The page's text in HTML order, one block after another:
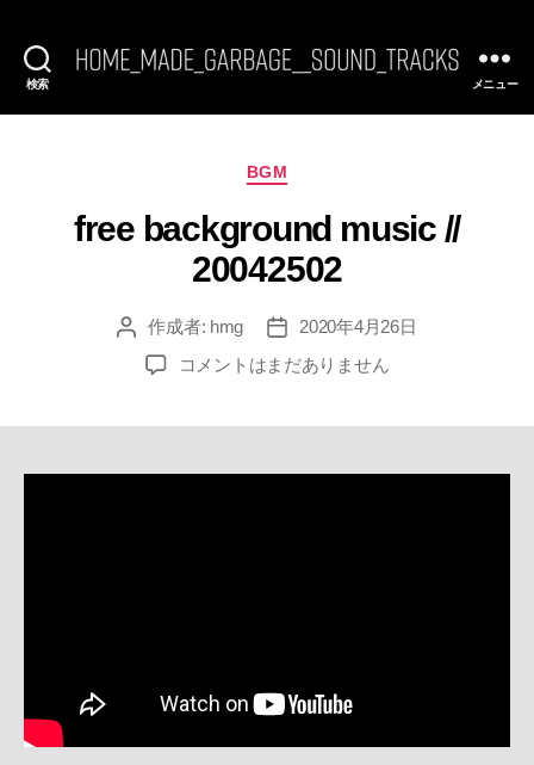
検索
BGM]
SoundTracks
メニュー
カ
ゴ
リ
ー
BGM
free background music //
20042502
投
作成者: hmg
投
稿
日
2020年4月26日
free
コメントはまだありません